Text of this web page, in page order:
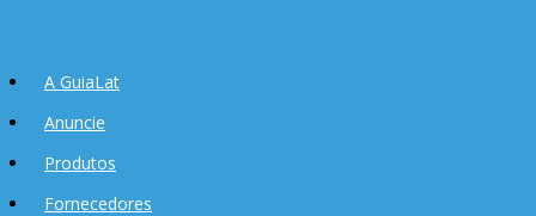
A GuiaLat
Anuncie
Produtos
Fornecedores